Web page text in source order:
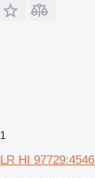
1
LR HI